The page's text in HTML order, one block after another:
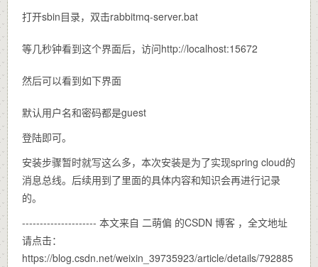
打开sbin目录，双击rabbitmq-server.bat
等几秒钟看到这个界面后，访问http://localhost:15672
然后可以看到如下界面
默认用户名和密码都是guest
登陆即可。
安装步骤暂时就写这么多，本次安装是为了实现spring cloud的
消息总线。后续用到了里面的具体内容和知识会再进行记录
的。
--------------------- 本文来自 二萌偏 的CSDN 博客 ，全文地址
请点击：
https://blog.csdn.net/weixin_39735923/article/details/792885